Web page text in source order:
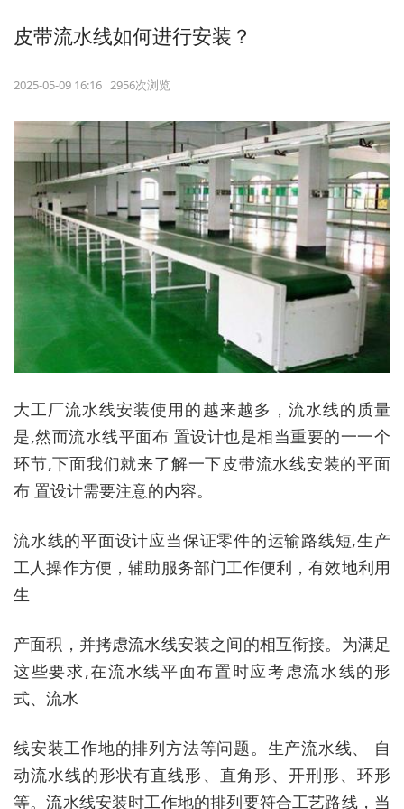
皮带流水线如何进行安装？
2025-05-09 16:16 2956次浏览
大工厂流水线安装使用的越来越多，流水线的质量
是,然而流水线平面布 置设计也是相当重要的一一个
环节,下面我们就来了解一下皮带流水线安装的平面
布 置设计需要注意的内容。
流水线的平面设计应当保证零件的运输路线短,生产
工人操作方便，辅助服务部门工作便利，有效地利用
生
产面积，并拷虑流水线安装之间的相互衔接。为满足
这些要求,在流水线平面布置时应考虑流水线的形
式、流水
线安装工作地的排列方法等问题。生产流水线、 自
动流水线的形状有直线形、直角形、开刑形、环形
等。流水线安装时工作地的排列要符合工艺路线，当